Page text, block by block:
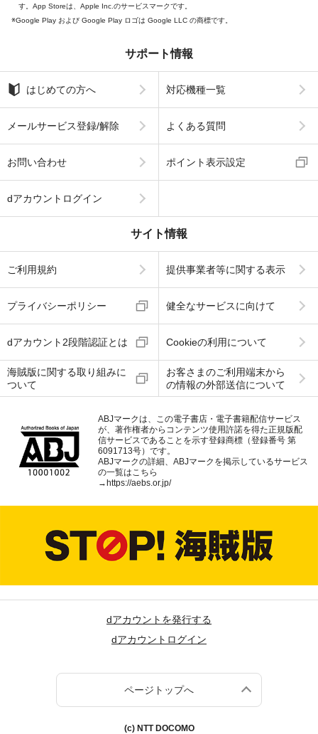
す。App Storeは、Apple Inc.のサービスマークです。
Google Play および Google Play ロゴは Google LLC の商標です。
サポート情報
はじめての方へ 対応機種一覧
メールサービス登録/解除 よくある質問
お問い合わせ ポイント表示設定
dアカウントログイン
サイト情報
ご利用規約 提供事業者等に関する表示
プライバシーポリシー 健全なサービスに向けて
dアカウント2段階認証とは Cookieの利用について
海賊版に関する取り組みに
ついて
お客さまのご利用端末から
の情報の外部送信について
ABJマークは、この電子書店・電子書籍配信サービス
が、著作権者からコンテンツ使用許諾を得た正規版配
信サービスであることを示す登録商標（登録番号 第
6091713号）です。
ABJマークの詳細、ABJマークを掲示しているサービス
の一覧はこちら
→https://aebs.or.jp/
dアカウントを発行する
dアカウントログイン
ページトップへ
(c) NTT DOCOMO